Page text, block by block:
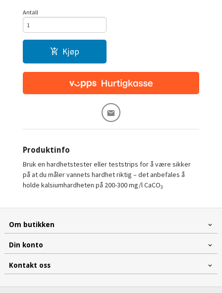
Antall
Kjøp
Produktinfo
Bruk en hardhetstester eller teststrips for å være sikker
på at du måler vannets hardhet riktig – det anbefales å
holde kalsiumhardheten på 200-300 mg/l CaCO3
Om butikken
Din konto
Kontakt oss